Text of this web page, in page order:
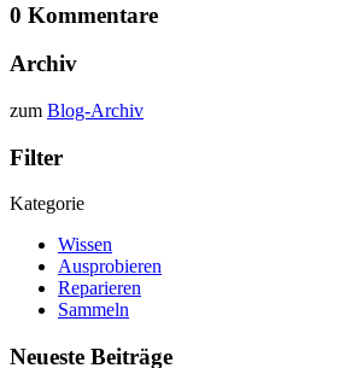
0 Kommentare
Archiv
zum Blog-Archiv
Filter
Kategorie
Wissen
Ausprobieren
Reparieren
Sammeln
Neueste Beiträge